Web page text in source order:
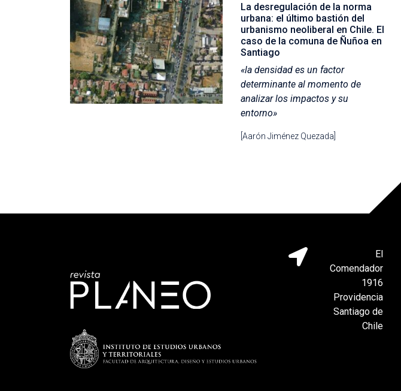
La desregulación de la norma
urbana: el último bastión del
urbanismo neoliberal en Chile. El
caso de la comuna de Ñuñoa en
Santiago
«la densidad es un factor
determinante al momento de
analizar los impactos y su
entorno»
[Aarón Jiménez Quezada]
El
Comendador
1916
Providencia
Santiago de
Chile